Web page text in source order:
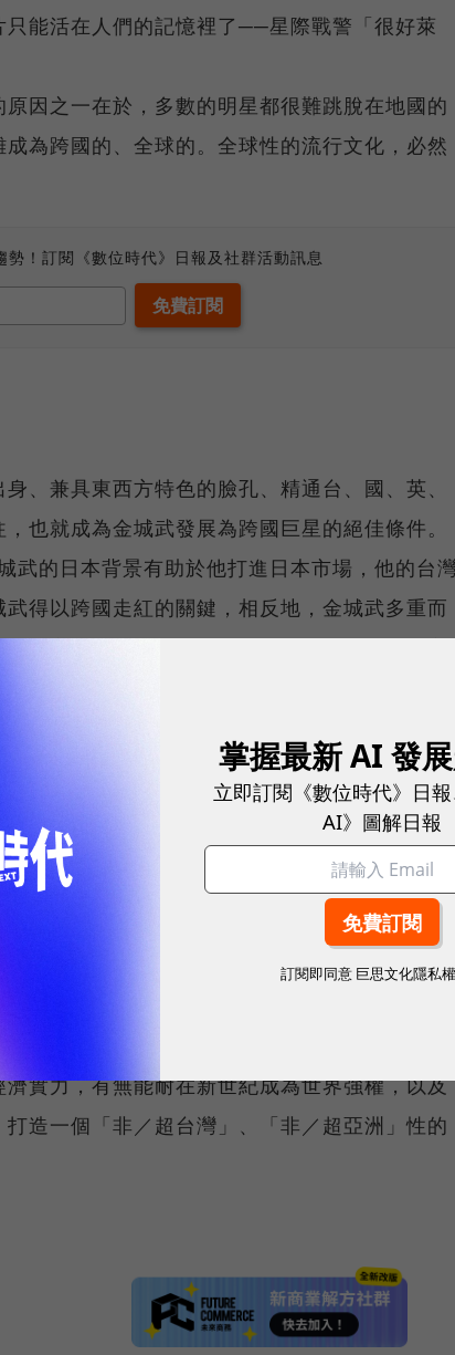
能活在人們的記憶裡了──星際戰警「很好萊
因之一在於，多數的明星都很難跳脫在地國的
為跨國的、全球的。全球性的流行文化，必然
！訂閱《數位時代》日報及社群活動訊息
、兼具東西方特色的臉孔、精通台、國、英、
也就成為金城武發展為跨國巨星的絕佳條件。
武的日本背景有助於他打進日本市場，他的台
得以跨國走紅的關鍵，相反地，金城武多重而
既定的在地認同，恐怕才是金城武躍居亞洲之
他得以輕鬆自若地進出實體與虛擬世界的表演
是倒過來，依真人形象來做卡通或漫畫，經常
當年克里斯多福李維演的「超人」系列電影，
有許多的批評者認為，克里斯多福李維的體格
， PS2的遊戲軟體《鬼武者》按照他的形象設
通人物「快手傑達」，卻都顯得那樣理所當
人造衛星。明天的金城武，能不能進一步躍升
實力，有無能耐在新世紀成為世界強權，以及
造一個「非／超台灣」、「非／超亞洲」性的
掌握最新 AI 發
立即訂閱《數位時代》日
AI》圖解日報
訂閱即同意 巨思文化隱私